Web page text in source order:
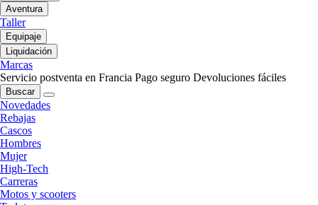
Aventura
Taller
Equipaje
Liquidación
Marcas
Servicio postventa en Francia Pago seguro Devoluciones fáciles
Buscar
Novedades
Rebajas
Cascos
Hombres
Mujer
High-Tech
Carreras
Motos y scooters